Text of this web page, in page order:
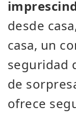
desde
casa, un
seguridad
de
ofrece